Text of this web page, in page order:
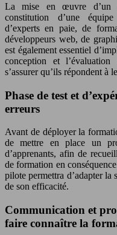
La mise en œuvre d’un
constitution d’une
d’experts en paie, de
développeurs web, de
est également essentiel
conception et
s’assurer qu’ils répondent à
Phase de test et
erreurs
Avant de déployer la
de mettre en place un
d’apprenants, afin de
de formation en
pilote permettra d’adapter la
de son efficacité.
Communication et
faire connaître la